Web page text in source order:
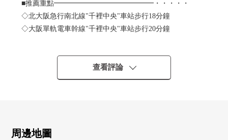
■推薦重點━━━━━━━━━━━━━━・・・・・
◇北大阪急行南北線"千裡中央"車站步行18分鐘
◇大阪單軌電車幹線"千裡中央"車站步行20分鐘
◇土地面積：401.54平方公尺(約121.46坪)
建築面積：249.65平方公尺(約75.51坪)
◇2002年4月築的4LDK
◇客廳柴取暖爐有
查看評論
周邊地圖